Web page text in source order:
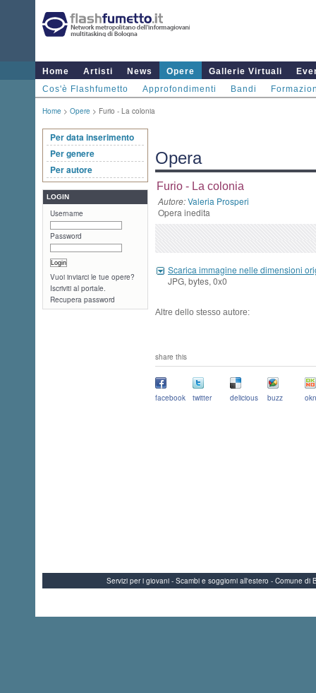
Home Artisti News Opere Gallerie Virtuali
Cos'è Flashfumetto
Approfondimenti Bandi
Home > Opere > Furio - La colonia
Per data inserimento
Per genere
Per autore
LOGIN
Username
Password
Vuoi inviarci le tue opere?
Iscriviti al portale.
Recupera password
Opera
Furio - La colonia
Autore:Valeria Prosperi
Opera inedita
Scarica immagine nelle dimensioni
JPG, bytes, 0x0
Altre dello stesso autore:
share this
facebook twitter delicious buzz
Servizi per i giovani - Scambi e soggiorni all'estero - Comune